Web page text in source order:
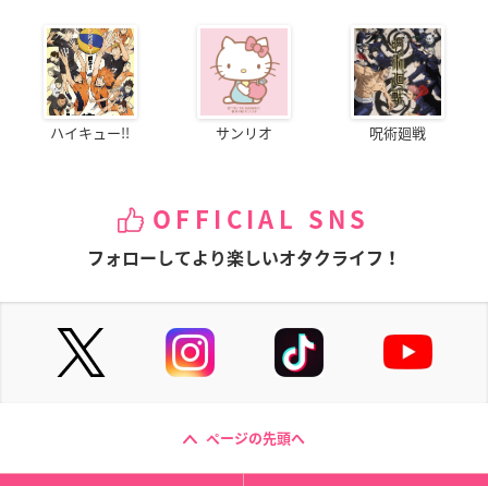
ハイキュー!! サンリオ 呪術廻戦
OFFICIAL SNS
フォローしてより楽しいオタクライフ！
ページの先頭へ